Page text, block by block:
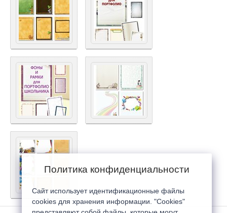
Политика конфиденциальности
Сайт использует идентификационные файлы
cookies для хранения информации. "Cookies"